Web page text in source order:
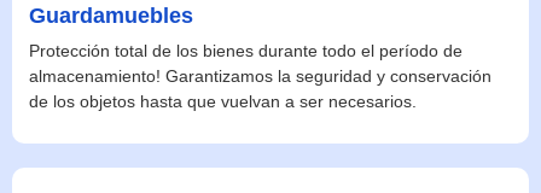
Guardamuebles
Protección total de los bienes durante todo el período de
almacenamiento! Garantizamos la seguridad y conservación
de los objetos hasta que vuelvan a ser necesarios.